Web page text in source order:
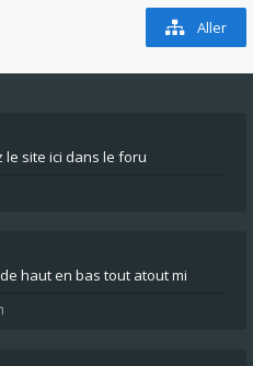
Aller
site ici dans le foru
haut en bas tout atout mi